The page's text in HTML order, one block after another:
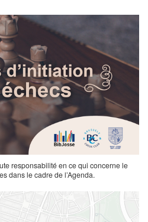
responsabilité en ce qui concerne le
dans le cadre de l’Agenda.